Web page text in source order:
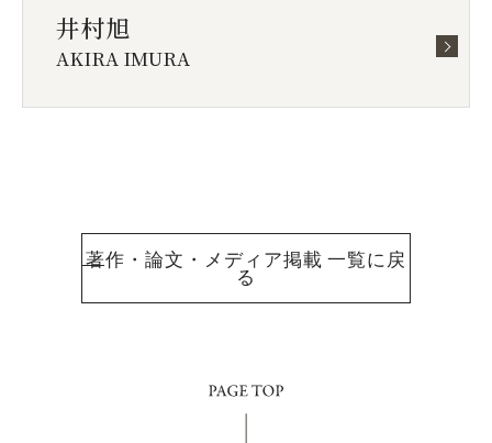
井村旭
AKIRA IMURA
著作・論文・メディア掲載 一覧に戻
る